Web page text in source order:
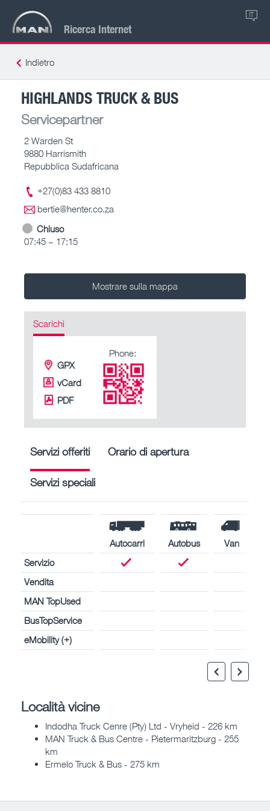
Ricerca Internet
IT
Indietro
HIGHLANDS TRUCK & BUS
Servicepartner
2 Warden St
9880 Harrismith
Repubblica Sudafricana
+27(0)83 433 8810
bertie@henter.co.za
Chiuso
07:45 – 17:15
Mostrare sulla mappa
Scarichi
GPX
vCard
PDF
Phone:
Servizi offeriti Orario di apertura
Servizi speciali
Autocarri Autobus
Van
Servizio
Vendita
MAN TopUsed
BusTopService
eMobility (+)
Località vicine
Indodha Truck Cenre (Pty) Ltd - Vryheid - 226 km
MAN Truck & Bus Centre - Pietermaritzburg - 255
km
Ermelo Truck & Bus - 275 km